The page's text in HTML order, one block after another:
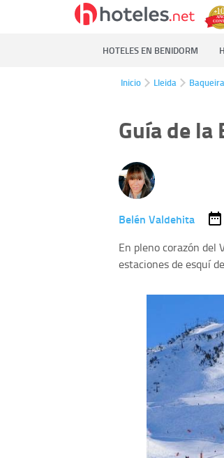
HOTELES EN BENIDORM
Inicio Lleida Baqueira
Guía de la
Belén Valdehita
En pleno corazón del
estaciones de esquí